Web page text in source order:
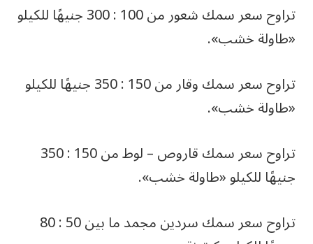
تراوح سعر سمك شعور من 100 : 300 جنيهًا للكيلو
«طاولة خشب».
تراوح سعر سمك وقار من 150 : 350 جنيهًا للكيلو
«طاولة خشب».
تراوح سعر سمك قاروص – لوط من 150 : 350
جنيهًا للكيلو «طاولة خشب».
تراوح سعر سمك سردين مجمد ما بين 50 : 80